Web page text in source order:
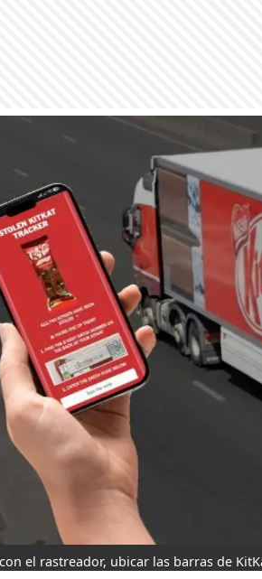
el rastreador, ubicar las barras de